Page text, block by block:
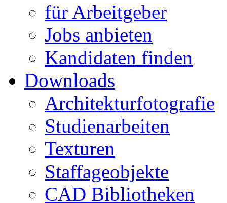
für Arbeitgeber
Jobs anbieten
Kandidaten finden
Downloads
Architekturfotografie
Studienarbeiten
Texturen
Staffageobjekte
CAD Bibliotheken